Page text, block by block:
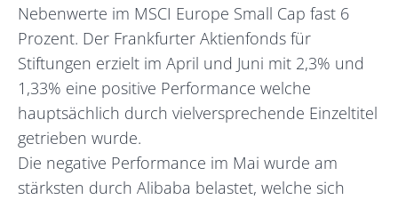
Nebenwerte im MSCI Europe Small Cap fast 6
Prozent. Der Frankfurter Aktienfonds für
Stiftungen erzielt im April und Juni mit 2,3% und
1,33% eine positive Performance welche
hauptsächlich durch vielversprechende Einzeltitel
getrieben wurde.
Die negative Performance im Mai wurde am
stärksten durch Alibaba belastet, welche sich